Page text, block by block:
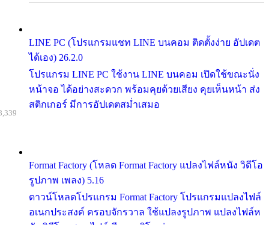
LINE PC (โปรแกรมแชท LINE บนคอม ติดตั้งง่าย อัปเดต
ได้เอง) 26.2.0
โปรแกรม LINE PC ใช้งาน LINE บนคอม เปิดใช้ขณะนั่ง
หน้าจอ ได้อย่างสะดวก พร้อมคุยด้วยเสียง คุยเห็นหน้า ส่ง
สติกเกอร์ มีการอัปเดตสม่ำเสมอ
Format Factory (โหลด Format Factory แปลงไฟล์หนัง วิดีโอ
รูปภาพ เพลง) 5.16
ดาวน์โหลดโปรแกรม Format Factory โปรแกรมแปลงไฟล์
อเนกประสงค์ ครอบจักรวาล ใช้แปลงรูปภาพ แปลงไฟล์ห